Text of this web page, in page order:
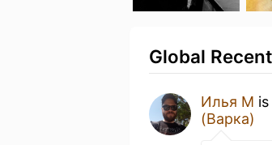
Global
Илья М
(Варка)